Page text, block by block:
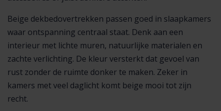
Beige dekbedovertrekken passen goed in slaapkamers
waar ontspanning centraal staat. Denk aan een
interieur met lichte muren, natuurlijke materialen en
zachte verlichting. De kleur versterkt dat gevoel van
rust zonder de ruimte donker te maken. Zeker in
kamers met veel daglicht komt beige mooi tot zijn
recht.